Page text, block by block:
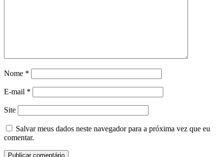
Nome *
E-mail *
Site
Salvar meus dados neste navegador para a próxima vez que eu
comentar.